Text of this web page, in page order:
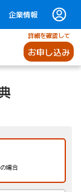
企業情報
詳細を確認して
お申し込み
場合